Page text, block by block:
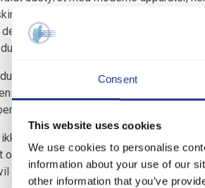
Consent
This website uses cookies
We use cookies to personalise
information about your use of our
other information that you’ve
hvilket gør madlavning til en leg.
du behøver til dit ophold. Udover
kan holde forbindelsen, når du ønsker
nyde den overdækkede terrasse,
åben terrasse, hvor du kan grille og
lækre måltider under åben himmel.
blot et sted at bo; det er et hjem
om du ønsker at tilbringe tid ved
dette hus være det perfekte valg for